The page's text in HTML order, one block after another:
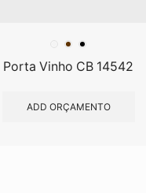
Porta Vinho CB 14542
ADD ORÇAMENTO